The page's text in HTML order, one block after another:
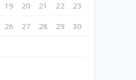
19 20 21 22 23
26 27 28 29 30